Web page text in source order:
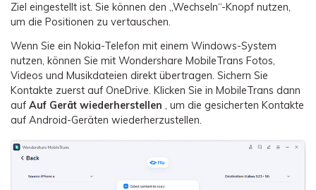
Ziel eingestellt ist. Sie können den „Wechseln“-Knopf nutzen,
um die Positionen zu vertauschen.
Wenn Sie ein Nokia-Telefon mit einem Windows-System
nutzen, können Sie mit Wondershare MobileTrans Fotos,
Videos und Musikdateien direkt übertragen. Sichern Sie
Kontakte zuerst auf OneDrive. Klicken Sie in MobileTrans dann
auf Auf Gerät wiederherstellen , um die gesicherten Kontakte
auf Android-Geräten wiederherzustellen.